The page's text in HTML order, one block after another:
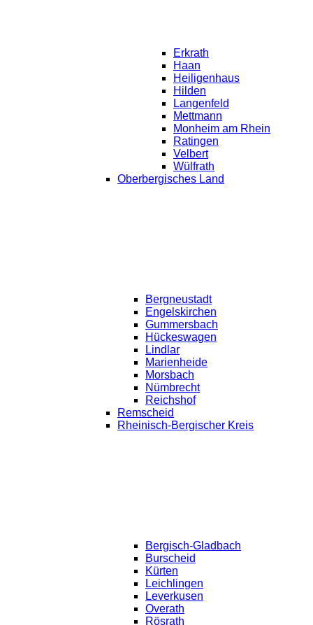
Erkrath
Haan
Heiligenhaus
Hilden
Langenfeld
Mettmann
Monheim am Rhein
Ratingen
Velbert
Wülfrath
Oberbergisches Land
Bergneustadt
Engelskirchen
Gummersbach
Hückeswagen
Lindlar
Marienheide
Morsbach
Nümbrecht
Reichshof
Remscheid
Rheinisch-Bergischer Kreis
Bergisch-Gladbach
Burscheid
Kürten
Leichlingen
Leverkusen
Overath
Rösrath